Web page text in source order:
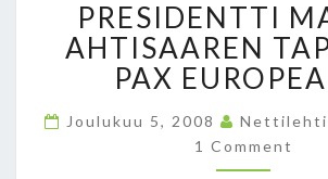
I
N
I
S
E
R
PRESIDENTTI
AHTISAAREN
PAX
Joulukuu 5, 2008 Nettilehti
1 Comment